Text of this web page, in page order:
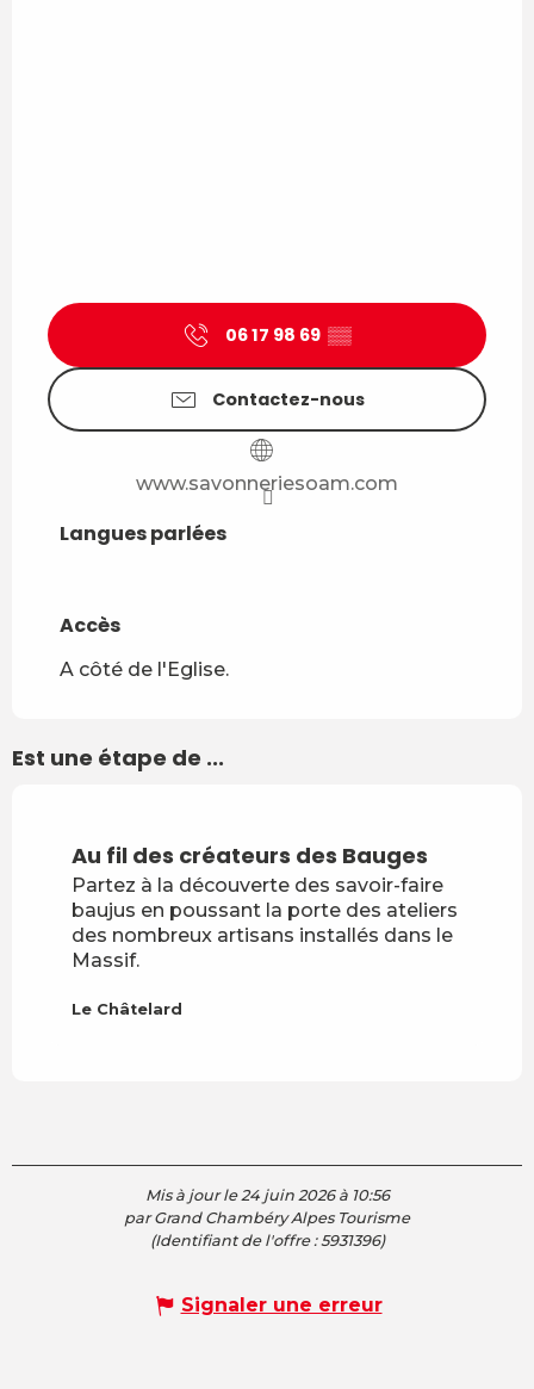
06 17 98 69 ▒▒
Contactez-nous
www.savonneriesoam.com
Langues parlées
Langues parlées
Accès
Accès
A côté de l'Eglise.
Est une étape de ...
Au fil des créateurs des Bauges
Partez à la découverte des savoir-faire
baujus en poussant la porte des ateliers
des nombreux artisans installés dans le
Massif.
Le Châtelard
Mis à jour le 24 juin 2026 à 10:56
par Grand Chambéry Alpes Tourisme
(Identifiant de l'offre :5931396)
Signaler une erreur